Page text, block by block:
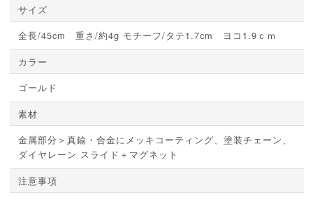
サイズ
全長/45cm 重さ/約4g モチーフ/タテ1.7cm ヨコ1.9ｃｍ
カラー
ゴールド
素材
金属部分＞真鍮・合金にメッキコーティング、塗装チェーン、
ダイヤレーン スライド＋マグネット
注意事項